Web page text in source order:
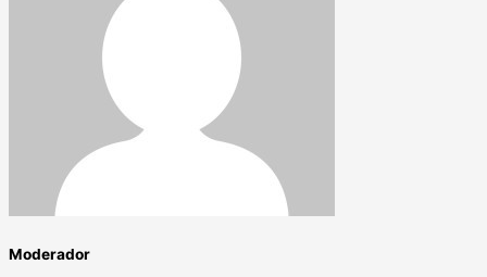
Moderador